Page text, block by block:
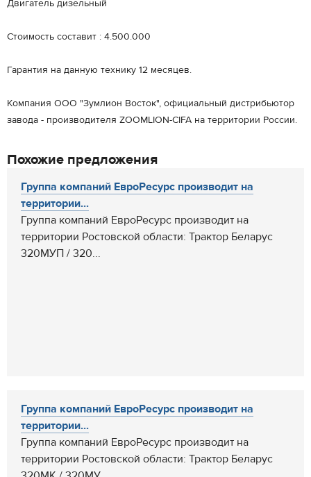
Двигатель дизельный
Стоимость составит : 4.500.000
Гарантия на данную технику 12 месяцев.
Компания ООО "Зумлион Восток", официальный дистрибьютор
завода - производителя ZOOMLION-CIFA на территории России.
Похожие предложения
Группа компаний ЕвроРесурс производит на
территории...
Группа компаний ЕвроРесурс производит на
территории Ростовской области: Трактор Беларус
320МУП / 320...
Группа компаний ЕвроРесурс производит на
территории...
Группа компаний ЕвроРесурс производит на
территории Ростовской области: Трактор Беларус